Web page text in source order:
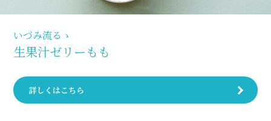
いづみ流るゝ
生果汁ゼリーもも
詳しくはこちら